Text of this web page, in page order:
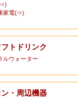
家電(⇒)
トドリンク
ルウォーター
・周辺機器